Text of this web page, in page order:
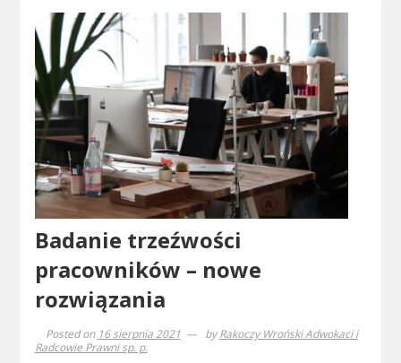
Badanie trzeźwości
pracowników – nowe
rozwiązania
Posted on 16 sierpnia 2021 byRakoczy Wroński Adwokaci i
Radcowie Prawni sp. p.